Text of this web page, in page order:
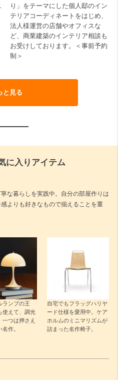
り」をテーマにした個人邸のイン
テリアコーディネートをはじめ、
法人様運営の店舗やオフィスな
ど、商業建築のインテリア相談も
お受けしております。＜事前予約
制＞
と見る
に入りアイテム
な暮らしを実践中。自分の部屋作りは
よりも好きなもので揃えることを重
ランプの王
使えて、調光
一つは押さえ
作。
自宅でもフラッグハリヤ
ード仕様を愛用中。ケア
ホルムのミニマリズムが
詰まった名作椅子。